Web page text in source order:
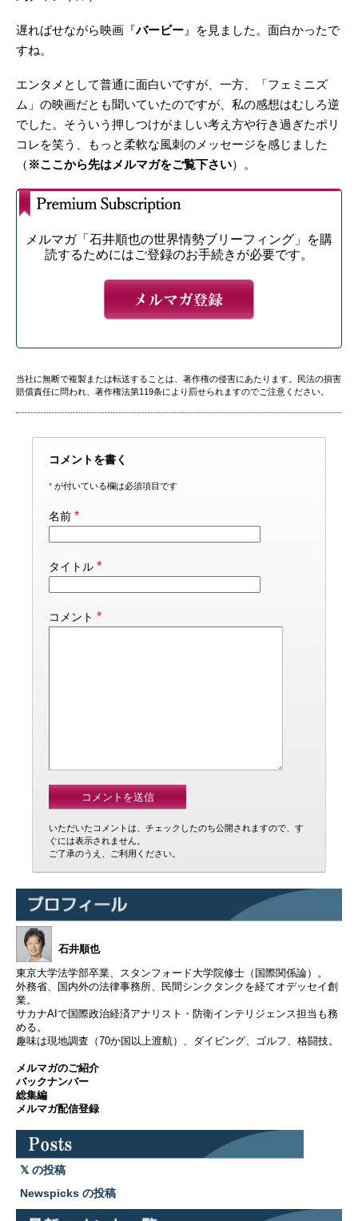
遅ればせながら映画『バービー 』を見ました。面白かったで
すね。
エンタメとして普通に面白いですが、一方、「フェミニズ
ム」の映画だとも聞いていたのですが、私の感想はむしろ逆
でした。そういう押しつけがましい考え方や行き過ぎたポリ
コレを笑う、もっと柔軟な風刺のメッセージを感じました
（ ※ここから先はメルマガをご覧下さい）。
メルマガ「石井順也の世界情勢ブリーフィング」を購
読するためにはご登録のお手続きが必要です。
当社に無断で複製または転送することは、著作権の侵害にあたります。民法の損害
賠償責任に問われ、著作権法第119条により罰せられますのでご注意ください。
コメントを書く
* が付いている欄は必須項目です
名前 *
タイトル *
コメント *
いただいたコメントは、チェックしたのち公開されますので、す
ぐには表示されません。
ご了承のうえ、ご利用ください。
石井順也
東京大学法学部卒業、スタンフォード大学院修士（国際関係論）。
外務省、国内外の法律事務所、民間シンクタンクを経てオデッセイ創
業。
サカナAIで国際政治経済アナリスト・防衛インテリジェンス担当も務
める。
趣味は現地調査（70か国以上渡航）、ダイビング、ゴルフ、格闘技。
メルマガのご紹介
バックナンバー
総集編
メルマガ配信登録
の投稿
Newspicks の投稿